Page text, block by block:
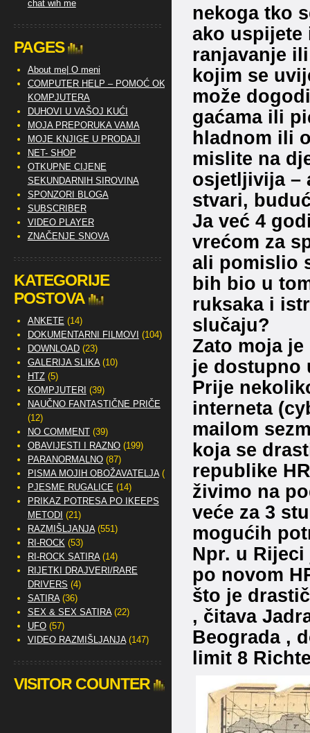
nekoga tko
ako uspijete
ranjavanje
kojim se
može
gaćama ili
hladnom ili
mislite na
osjetljivija –
stvari,
Ja već 4
vrećom za
ali pomislio
bih bio u
ruksaka i
slučaju?
Zato moja
je dostupno
Prije
interneta
mailom
koja se
republike
živimo na
veće za 3
mogućih
Npr. u
po novom
što je
, čitava
Beograda ,
limit 8
chat wih me
PAGES
About me| O meni
COMPUTER HELP – POMOĆ OKO
KOMPJUTERA
DUHOVI U VAŠOJ KUĆI
MOJA PREPORUKA VAMA
MOJE KNJIGE U PRODAJI
NET- SHOP
OTKUPNE CIJENE
SEKUNDARNIH SIROVINA
SPONZORI BLOGA
SUBSCRIBER
VIDEO PLAYER
ZNAČENJE SNOVA
KATEGORIJE
POSTOVA
ANKETE (14)
DOKUMENTARNI FILMOVI (104)
DOWNLOAD(23)
GALERIJA SLIKA(10)
HTZ(5)
KOMPJUTERI (39)
NAUČNO FANTASTIČNE PRIČE
(12)
NO COMMENT(39)
OBAVIJESTI I RAZNO(199)
PARANORMALNO(87)
PISMA MOJIH OBOŽAVATELJA(2)
PJESME RUGALICE (14)
PRIKAZ POTRESA PO IKEEPS
METODI (21)
RAZMIŠLJANJA(551)
RI-ROCK(53)
RI-ROCK SATIRA(14)
RIJETKI DRAJVERI/RARE
DRIVERS (4)
SATIRA(36)
SEX & SEX SATIRA(22)
UFO(57)
VIDEO RAZMIŠLJANJA(147)
VISITOR COUNTER